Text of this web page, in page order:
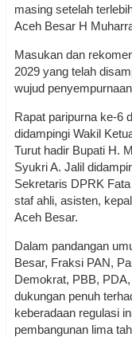
masing setelah
Aceh Besar H
Masukan dan
2029 yang telah
wujud
Rapat paripurna ke-6
didampingi Wakil
Turut hadir Bupati H.
Syukri A. Jalil
Sekretaris DPRK
staf ahli, asisten,
Aceh Besar.
Dalam pandangan
Besar, Fraksi PAN,
Demokrat, PBB,
dukungan penuh
keberadaan regulasi
pembangunan lima